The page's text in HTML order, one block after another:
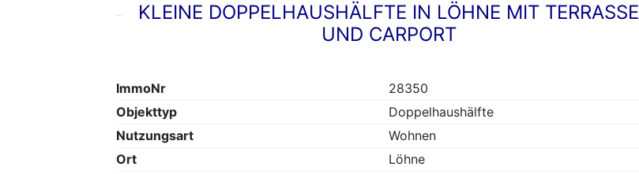
KLEINE DOPPELHAUSHÄLFTE IN LÖHNE MIT TERRASSE
UND CARPORT
ImmoNr
28350
Objekttyp
Doppelhaushälfte
Nutzungsart
Wohnen
Ort
Löhne